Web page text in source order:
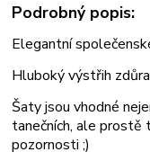
Podrobný popis:
Elegantní
Hluboký výstřih
Šaty jsou vhodné
tanečních, ale
pozornosti ;)